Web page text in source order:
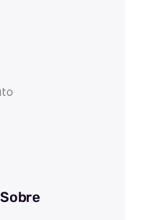
Sobre